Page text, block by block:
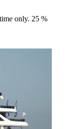
only. 25 %